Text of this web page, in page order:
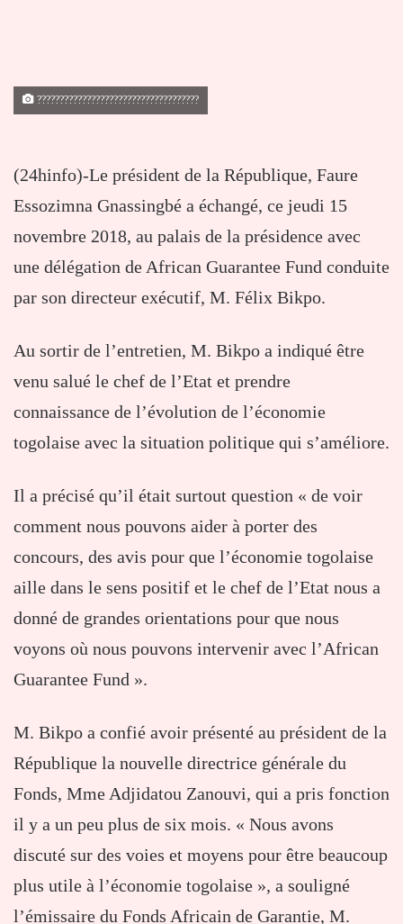
????????????????????????????????????
(24hinfo)-Le président de la République, Faure
Essozimna Gnassingbé a échangé, ce jeudi 15
novembre 2018, au palais de la présidence avec
une délégation de African Guarantee Fund conduite
par son directeur exécutif, M. Félix Bikpo.
Au sortir de l’entretien, M. Bikpo a indiqué être
venu salué le chef de l’Etat et prendre
connaissance de l’évolution de l’économie
togolaise avec la situation politique qui s’améliore.
Il a précisé qu’il était surtout question « de voir
comment nous pouvons aider à porter des
concours, des avis pour que l’économie togolaise
aille dans le sens positif et le chef de l’Etat nous a
donné de grandes orientations pour que nous
voyons où nous pouvons intervenir avec l’African
Guarantee Fund ».
M. Bikpo a confié avoir présenté au président de la
République la nouvelle directrice générale du
Fonds, Mme Adjidatou Zanouvi, qui a pris fonction
il y a un peu plus de six mois. « Nous avons
discuté sur des voies et moyens pour être beaucoup
plus utile à l’économie togolaise », a souligné
l’émissaire du Fonds Africain de Garantie, M.